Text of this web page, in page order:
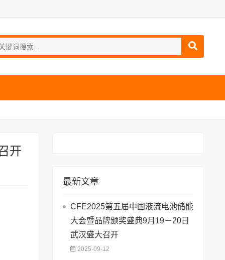
开
最新文章
CFE2025第五届中国液流电池储能
大会暨品牌颁奖盛典9月19－20日
武汉盛大召开
2025-09-12